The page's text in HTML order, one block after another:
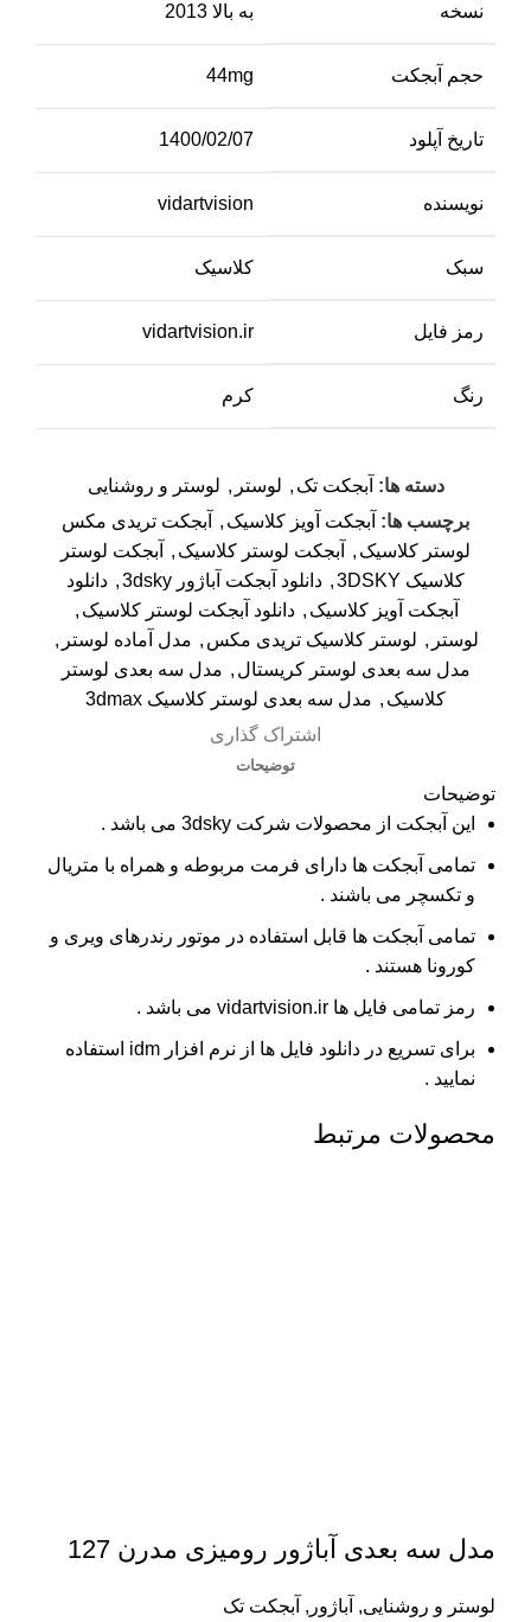
نسخه به بالا 2013
حجم آبجکت 44mg
تاریخ آپلود 1400/02/07
نویسنده vidartvision
سبک کلاسیک
رمز فایل vidartvision.ir
رنگ کرم
دسته ها: آبجکت تک , لوستر , لوستر و روشنایی
برچسب ها: آبجکت آویز کلاسیک ,
آبجکت تریدی مکس
لوستر کلاسیک , آبجکت لوستر کلاسیک ,
آبجکت لوستر
کلاسیک 3DSKY
, دانلود آبجکت آباژور 3dsky , دانلود
آبجکت آویز کلاسیک , دانلود آبجکت لوستر کلاسیک ,
لوستر , لوستر کلاسیک تریدی مکس , مدل آماده لوستر ,
مدل سه بعدی لوستر کریستال , مدل سه بعدی لوستر
کلاسیک , مدل سه بعدی لوستر کلاسیک 3dmax
اشتراک گذاری
توضیحات
توضیحات
این آبجکت از محصولات شرکت 3dsky می باشد .
تمامی آبجکت ها دارای فرمت مربوطه و همراه با متریال
و تکسچر می باشند .
تمامی آبجکت ها قابل استفاده در موتور رندرهای ویری و
کورونا هستند .
رمز تمامی فایل ها vidartvision.ir می باشد .
برای تسریع در دانلود فایل ها از نرم افزار idm استفاده
نمایید .
محصولات مرتبط
مدل سه بعدی آباژور رومیزی مدرن 127
لوستر و روشنایی, آباژور , آبجکت تک